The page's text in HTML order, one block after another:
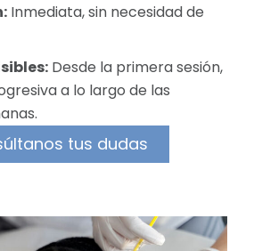
tus dudas
Inmediata, sin necesidad de
Desde la primera sesión,
a lo largo de las